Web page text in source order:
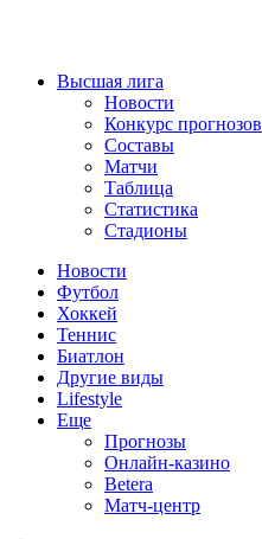
Высшая лига
Новости
Конкурс прогнозов
Составы
Матчи
Таблица
Статистика
Стадионы
Новости
Футбол
Хоккей
Теннис
Биатлон
Другие виды
Lifestyle
Еще
Прогнозы
Онлайн-казино
Betera
Матч-центр